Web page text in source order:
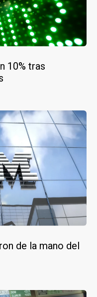
10% tras
de la mano del